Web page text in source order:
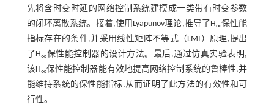
先将含时变时延的网络控制系统建模成一类带有时变参数
的闭环离散系统。接着,使用Lyapunov理论,推导了H∞保性能
指标存在的条件,并采用线性矩阵不等式（LMI）原理,提出
了H∞保性能控制器的设计方法。最后,通过仿真实验表明,
该H∞保性能控制器能有效地提高网络控制系统的鲁棒性,并
能维持系统的保性能指标,从而证明了此方法的有效性和可
行性。